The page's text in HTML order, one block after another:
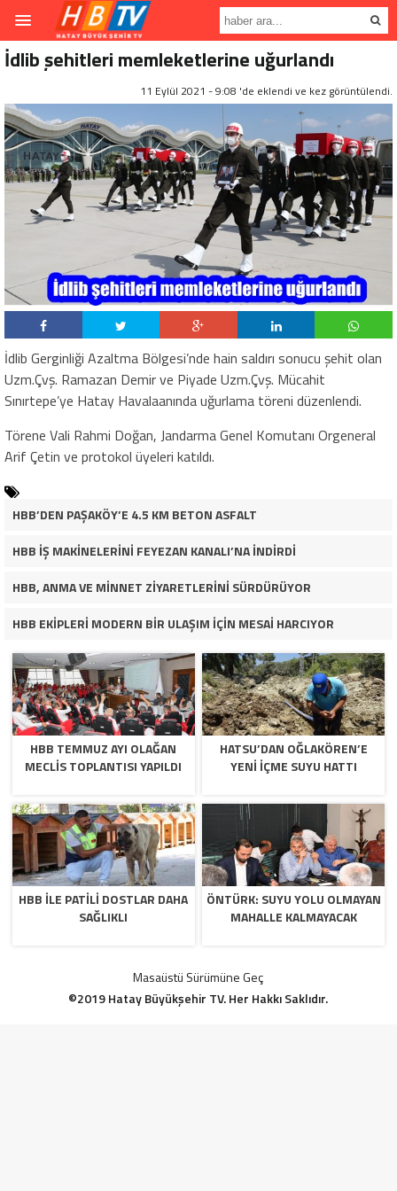
İdlib şehitleri memleketlerine uğurlandı
11 Eylül 2021 - 9:08 'de eklendi ve kez görüntülendi.
İdlib Gerginliği Azaltma Bölgesi’nde hain saldırı sonucu şehit olan
Uzm.Çvş. Ramazan Demir ve Piyade Uzm.Çvş. Mücahit
Sınırtepe’ye Hatay Havalaanında uğurlama töreni düzenlendi.
Törene Vali Rahmi Doğan, Jandarma Genel Komutanı Orgeneral
Arif Çetin ve protokol üyeleri katıldı.
HBB’DEN PAŞAKÖY’E 4.5 KM BETON ASFALT
HBB İŞ MAKİNELERİNİ FEYEZAN KANALI’NA İNDİRDİ
HBB, ANMA VE MİNNET ZİYARETLERİNİ SÜRDÜRÜYOR
HBB EKİPLERİ MODERN BİR ULAŞIM İÇİN MESAİ HARCIYOR
HBB TEMMUZ AYI OLAĞAN
MECLİS TOPLANTISI YAPILDI
HATSU’DAN OĞLAKÖREN’E
YENİ İÇME SUYU HATTI
HBB İLE PATİLİ DOSTLAR DAHA
SAĞLIKLI
ÖNTÜRK: SUYU YOLU OLMAYAN
MAHALLE KALMAYACAK
Masaüstü Sürümüne Geç
©2019 Hatay Büyükşehir TV. Her Hakkı Saklıdır.